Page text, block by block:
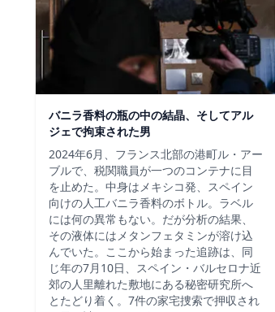
バニラ香料の瓶の中の結晶、そしてアル
ジェで拘束された男
2024年6月、フランス北部の港町ル・アー
ブルで、税関職員が一つのコンテナに目
を止めた。中身はメキシコ発、スペイン
向けの人工バニラ香料のボトル。ラベル
には何の異常もない。だが分析の結果、
その液体にはメタンフェタミンが溶け込
んでいた。ここから始まった追跡は、同
じ年の7月10日、スペイン・バルセロナ近
郊の人里離れた敷地にある秘密研究所へ
とたどり着く。7件の家宅捜索で押収され